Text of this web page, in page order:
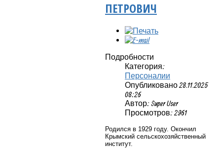
ПЕТРОВИЧ
Подробности
Категория:
Персоналии
Опубликовано 28.11.2025
08:26
Автор: Super User
Просмотров: 2961
Родился в 1929 году. Окончил
Крымский сельскохозяйственный
институт.